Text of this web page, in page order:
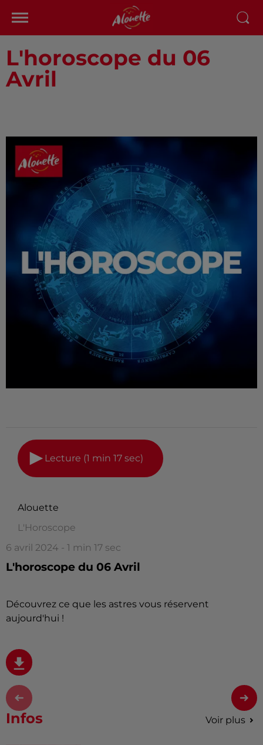
L'horoscope du 06
Avril
Lecture (1 min 17 sec)
Alouette
L'Horoscope
6 avril 2024 - 1 min 17 sec
L'horoscope du 06 Avril
Découvrez ce que les astres vous réservent
aujourd'hui !
Infos Voir plus